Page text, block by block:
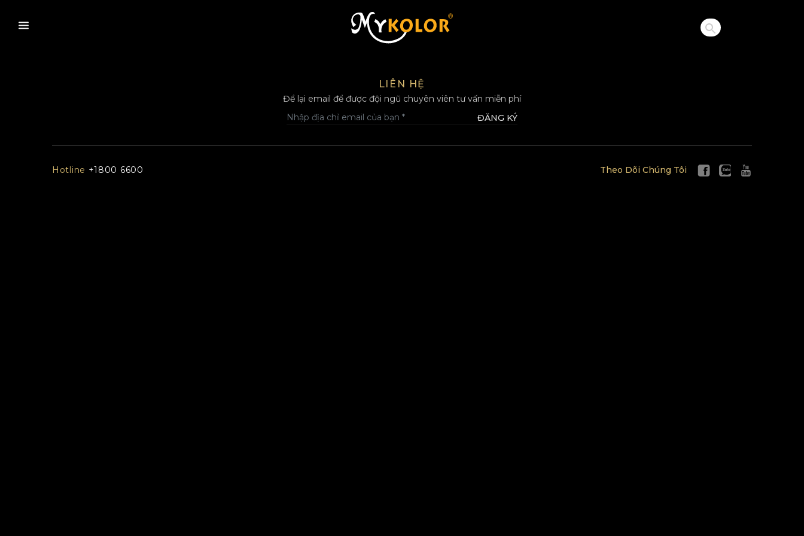
MYKOLOR
LIÊN HỆ
Để lại email để được đội ngũ chuyên viên tư vấn miễn phí
ĐĂNG KÝ
Hotline +1800 6600 Theo Dõi Chúng Tôi